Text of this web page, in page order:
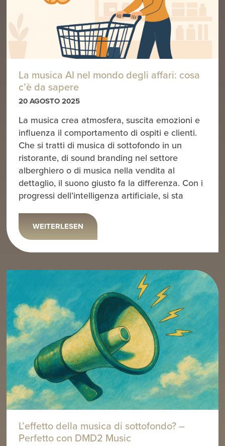
La musica AI nel mondo degli affari: cosa
c’è da sapere
20 AGOSTO 2025
La musica crea atmosfera, suscita emozioni e
influenza il comportamento di ospiti e clienti.
Che si tratti di musica di sottofondo in un
ristorante, di sound branding nel settore
alberghiero o di musica nella vendita al
dettaglio, il suono giusto fa la differenza. Con i
progressi dell’intelligenza artificiale, si sta
WEITERLESEN
L’effetto della musica di sottofondo? –
Perfetto con DMD2 Music